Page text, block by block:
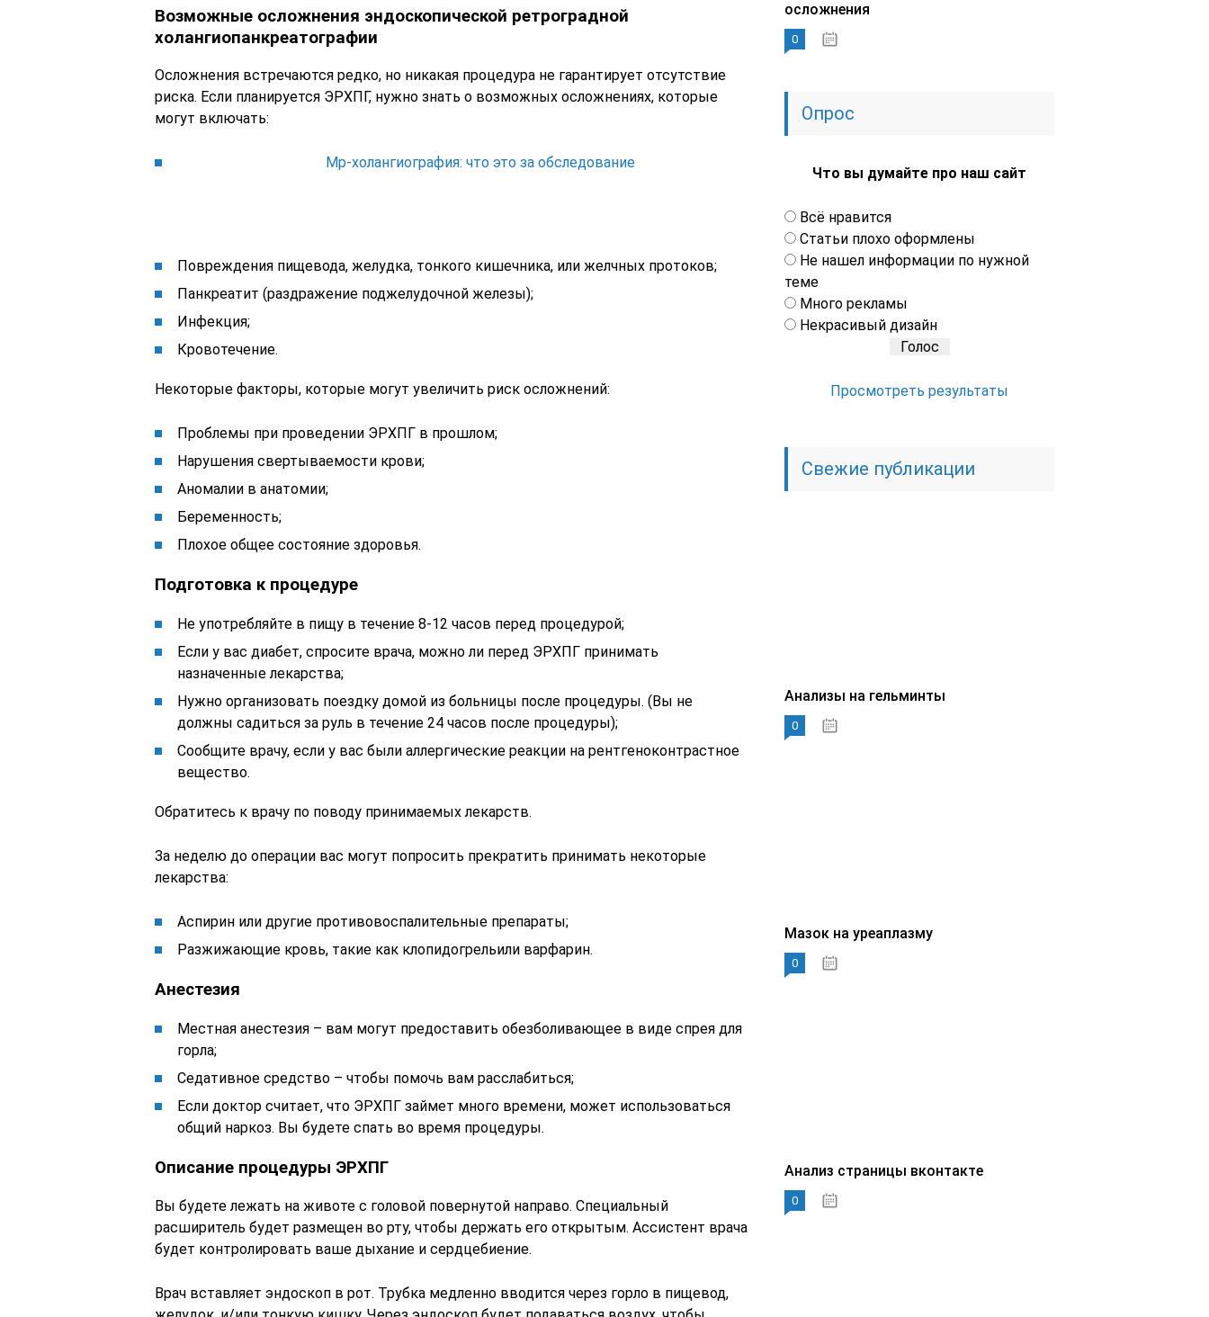
Возможные осложнения эндоскопической ретроградной
холангиопанкреатографии
Осложнения встречаются редко, но никакая процедура не гарантирует отсутствие
риска. Если планируется ЭРХПГ, нужно знать о возможных осложнениях, которые
могут включать:
Мр-холангиография: что это за обследование
Повреждения пищевода, желудка, тонкого кишечника, или желчных протоков;
Панкреатит (раздражение поджелудочной железы);
Инфекция;
Кровотечение.
Некоторые факторы, которые могут увеличить риск осложнений:
Проблемы при проведении ЭРХПГ в прошлом;
Нарушения свертываемости крови;
Аномалии в анатомии;
Беременность;
Плохое общее состояние здоровья.
Подготовка к процедуре
Не употребляйте в пищу в течение 8-12 часов перед процедурой;
Если у вас диабет, спросите врача, можно ли перед ЭРХПГ принимать
назначенные лекарства;
Нужно организовать поездку домой из больницы после процедуры. (Вы не
должны садиться за руль в течение 24 часов после процедуры);
Сообщите врачу, если у вас были аллергические реакции на рентгеноконтрастное
вещество.
Обратитесь к врачу по поводу принимаемых лекарств.
За неделю до операции вас могут попросить прекратить принимать некоторые
лекарства:
Аспирин или другие противовоспалительные препараты;
Разжижающие кровь, такие как клопидогрельили варфарин.
Анестезия
Местная анестезия – вам могут предоставить обезболивающее в виде спрея для
горла;
Седативное средство – чтобы помочь вам расслабиться;
Если доктор считает, что ЭРХПГ займет много времени, может использоваться
общий наркоз. Вы будете спать во время процедуры.
Описание процедуры ЭРХПГ
Вы будете лежать на животе с головой повернутой направо. Специальный
расширитель будет размещен во рту, чтобы держать его открытым. Ассистент врача
будет контролировать ваше дыхание и сердцебиение.
Врач вставляет эндоскоп в рот. Трубка медленно вводится через горло в пищевод,
осложнения
0
Опрос
Что вы думайте про наш сайт
Всё нравится
Статьи плохо оформлены
Не нашел информации по нужной
теме
Много рекламы
Некрасивый дизайн
Просмотреть результаты
Свежие публикации
Анализы на гельминты
0
Мазок на уреаплазму
0
Анализ страницы вконтакте
0